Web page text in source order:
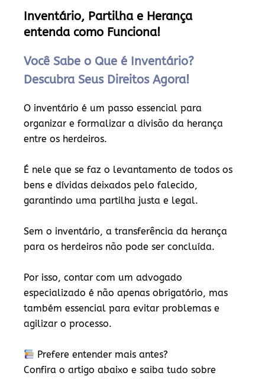
Inventário, Partilha e Herança
entenda como Funciona!
Você Sabe o Que é Inventário?
Descubra Seus Direitos Agora!
O inventário é um passo essencial para
organizar e formalizar a divisão da herança
entre os herdeiros.
É nele que se faz o levantamento de todos os
bens e dívidas deixados pelo falecido,
garantindo uma partilha justa e legal.
Sem o inventário, a transferência da herança
para os herdeiros não pode ser concluída.
Por isso, contar com um advogado
especializado é não apenas obrigatório, mas
também essencial para evitar problemas e
agilizar o processo.
Prefere entender mais antes?
Confira o artigo abaixo e saiba tudo sobre